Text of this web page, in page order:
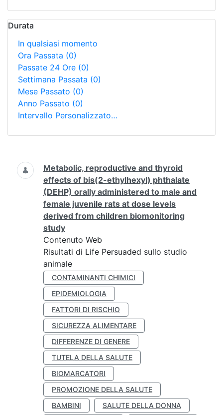
Durata
In qualsiasi momento
Ora Passata (0)
Passate 24 Ore (0)
Settimana Passata (0)
Mese Passato (0)
Anno Passato (0)
Intervallo Personalizzato…
Ricerca
Metabolic, reproductive and thyroid
effects of bis(2-ethylhexyl) phthalate
(DEHP) orally administered to male and
female juvenile rats at dose levels
derived from children biomonitoring
study
Contenuto Web
Risultati di Life Persuaded sullo studio
animale
CONTAMINANTI CHIMICI
EPIDEMIOLOGIA
FATTORI DI RISCHIO
SICUREZZA ALIMENTARE
DIFFERENZE DI GENERE
TUTELA DELLA SALUTE
BIOMARCATORI
PROMOZIONE DELLA SALUTE
BAMBINI
SALUTE DELLA DONNA